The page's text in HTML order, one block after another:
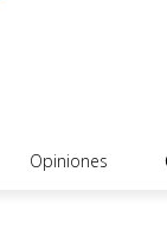
Opiniones